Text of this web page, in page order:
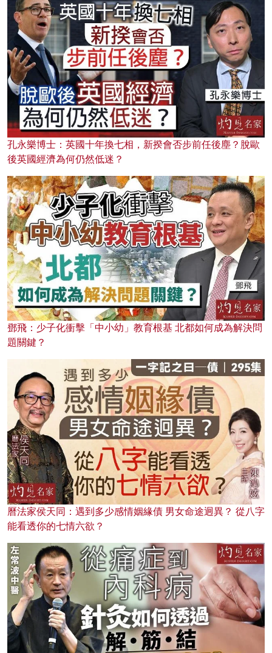
孔永樂博士：英國十年換七相，新揆會否步前任後塵？脫歐
後英國經濟為何仍然低迷？
鄧飛：少子化衝擊「中小幼」教育根基 北都如何成為解決問
題關鍵？
曆法家侯天同：遇到多少感情姻緣債 男女命途迥異？ 從八字
能看透你的七情六欲？